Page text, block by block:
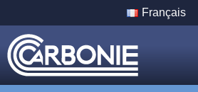
Français